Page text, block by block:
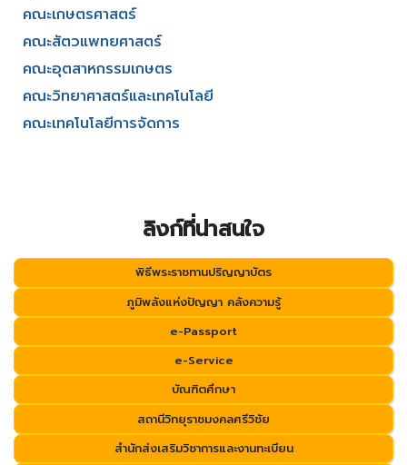
คณะเกษตรศาสตร์
คณะสัตวแพทยศาสตร์
คณะอุตสาหกรรมเกษตร
คณะวิทยาศาสตร์และเทคโนโลยี
คณะเทคโนโลยีการจัดการ
ลิงก์ที่น่าสนใจ
พิธีพระราชทานปริญญาบัตร
ภูมิพลังแห่งปัญญา คลังความรู้
e-Passport
e-Service
บัณฑิตศึกษา
สถานีวิทยุราชมงคลศรีวิชัย
สำนักส่งเสริมวิชาการและงานทะเบียน